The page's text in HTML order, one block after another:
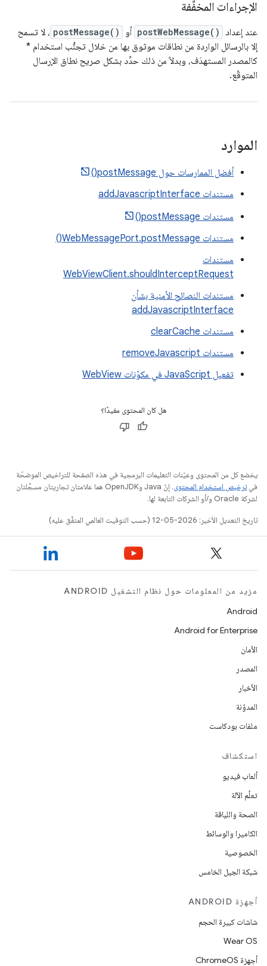
الإجراءات المخفِّفة
عند إعداد postWebMessage() أو postMessage() ، لا تسمح
إلا بالرسائل الواردة من نطاقات موثوق بها من خلال تجنُّب استخدام *
كالمصدر المستهدَف، وبدلاً من ذلك حدِّد بشكل صريح نطاق الإرسال
المتوقّع.
الموارد
أفضل الممارسات حول postMessage()
مستندات addJavascriptInterface
مستندات postMessage()
مستندات WebMessagePort.postMessage()
مستندات
WebViewClient.shouldInterceptRequest
مستندات النصائح الأمنية بشأن
addJavascriptInterface
مستندات clearCache
مستندات removeJavascript
تفعيل JavaScript في مكوّنات WebView
هل كان المحتوى مفيدًا؟
يخضع كل من المحتوى وعيّنات التعليمات البرمجية في هذه الصفحة للتراخيص الموضحّة
فيترخيص استخدام المحتوى
. إنّ Java وOpenJDK هما علامتان تجاريتان مسجَّلتان
لشركة Oracle و/أو الشركات التابعة لها.
تاريخ التعديل الأخير: 2026-05-12 (حسب التوقيت العالمي المتفَّق عليه)
مزيد من المعلومات حول نظام التشغيل ANDROID
Android
Android for Enterprise
الأمان
المصدر
الأخبار
المدوّنة
ملفات بودكاست
استكشاف
ألعاب فيديو
تعلُم الآلة
الصحة واللياقة
الكاميرا والوسائط
الخصوصية
شبكة الجيل الخامس
أجهزة ANDROID
شاشات كبيرة الحجم
Wear OS
أجهزة ChromeOS